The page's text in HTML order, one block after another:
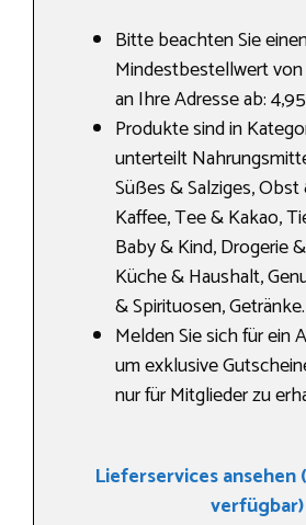
Bitte beachten Sie
Mindestbestellwert
an Ihre Adresse ab:
Produkte sind in
unterteilt
Süßes & Salziges,
Kaffee, Tee & Kakao,
Baby & Kind, Drogerie
Küche & Haushalt,
& Spirituosen, Getränke.
Melden Sie sich für ein
um exklusive
nur für Mitglieder zu
Lieferservices
verfügbar)